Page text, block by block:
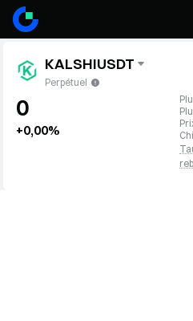
KALSHIUSDT
Perpétuel
0
+0,00%